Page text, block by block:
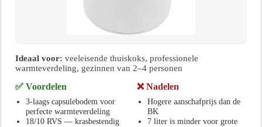
Ideaal voor: veeleisende thuiskoks, professionele
warmteverdeling, gezinnen van 2–4 personen
✅ Voordelen
3-laags capsulebodem voor
perfecte warmteverdeling
18/10 RVS — krasbestendig
❌ Nadelen
Hogere aanschafprijs dan de
BK
7 liter is minder voor grote